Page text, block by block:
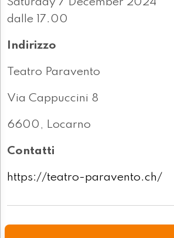
Saturday 7 December 2024
dalle 17.00
Indirizzo
Teatro Paravento
Via Cappuccini 8
6600, Locarno
Contatti
https://teatro-paravento.ch/